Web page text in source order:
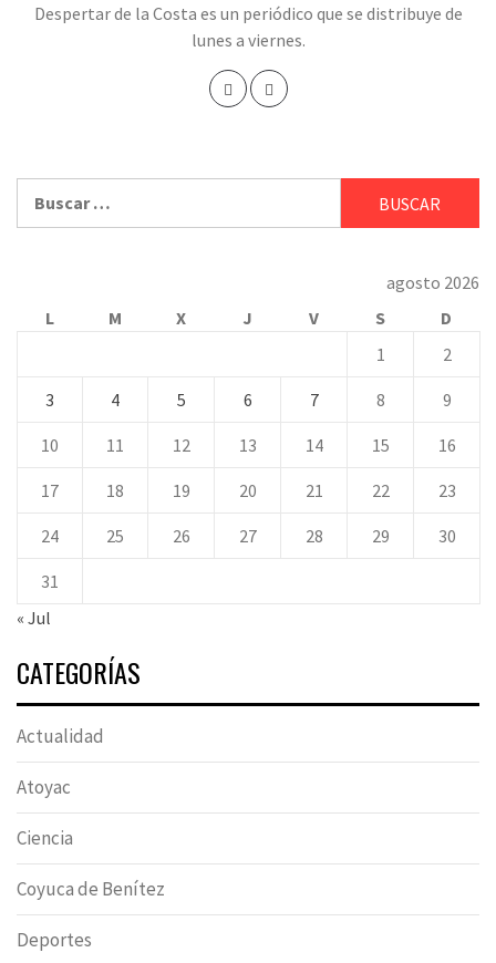
Despertar de la Costa es un periódico que se distribuye de
lunes a viernes.
agosto 2026
L
M X J V S
D
1
2
3 4 5 6 7 8 9
10 11 12 13 14 15 16
17 18 19 20 21 22 23
24 25 26 27 28 29 30
31
« Jul
CATEGORÍAS
Actualidad
Atoyac
Ciencia
Coyuca de Benítez
Deportes